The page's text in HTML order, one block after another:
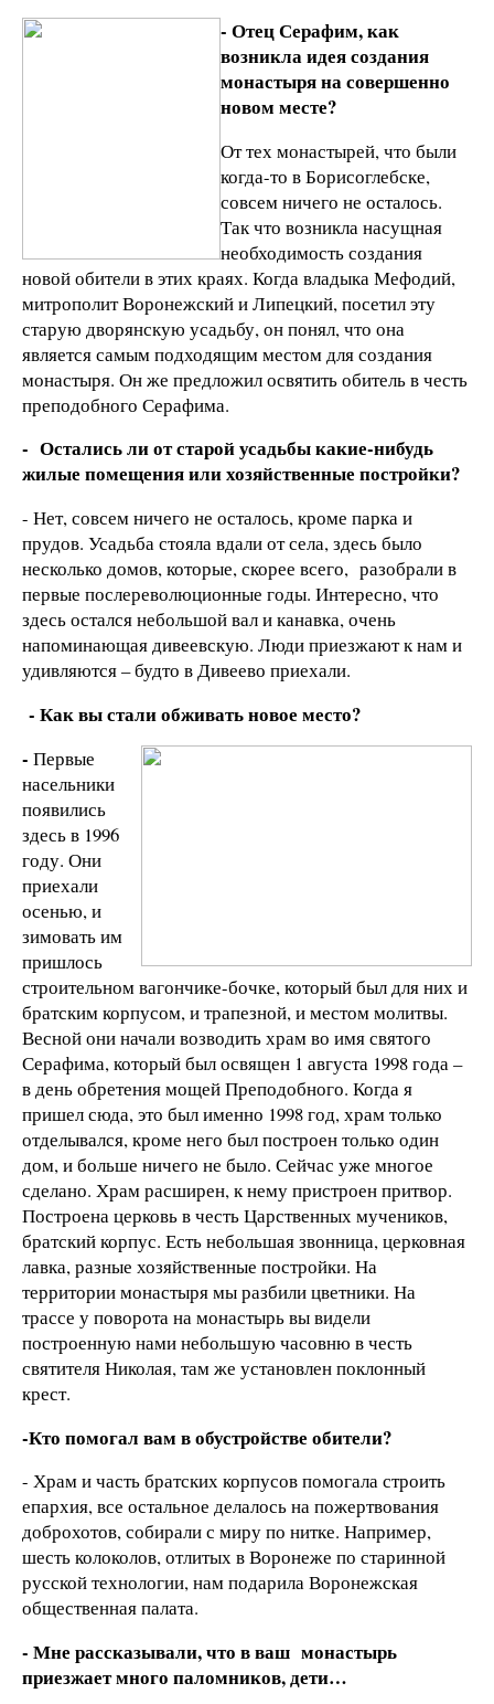
- Отец Серафим, как
возникла идея создания
монастыря на совершенно
новом месте?
От тех монастырей, что были
когда-то в Борисоглебске,
совсем ничего не осталось.
Так что возникла насущная
необходимость создания
новой обители в этих краях. Когда владыка Мефодий,
митрополит Воронежский и Липецкий, посетил эту
старую дворянскую усадьбу, он понял, что она
является самым подходящим местом для создания
монастыря. Он же предложил освятить обитель в честь
преподобного Серафима.
- Остались ли от старой усадьбы какие-нибудь
жилые помещения или хозяйственные постройки?
- Нет, совсем ничего не осталось, кроме парка и
прудов. Усадьба стояла вдали от села, здесь было
несколько домов, которые, скорее всего, разобрали в
первые послереволюционные годы. Интересно, что
здесь остался небольшой вал и канавка, очень
напоминающая дивеевскую. Люди приезжают к нам и
удивляются – будто в Дивеево приехали.
- Как вы стали обживать новое место?
- Первые
насельники
появились
здесь в 1996
году. Они
приехали
осенью, и
зимовать им
пришлось
строительном вагончике-бочке, который был для них и
братским корпусом, и трапезной, и местом молитвы.
Весной они начали возводить храм во имя святого
Серафима, который был освящен 1 августа 1998 года –
в день обретения мощей Преподобного. Когда я
пришел сюда, это был именно 1998 год, храм только
отделывался, кроме него был построен только один
дом, и больше ничего не было. Сейчас уже многое
сделано. Храм расширен, к нему пристроен притвор.
Построена церковь в честь Царственных мучеников,
братский корпус. Есть небольшая звонница, церковная
лавка, разные хозяйственные постройки. На
территории монастыря мы разбили цветники. На
трассе у поворота на монастырь вы видели
построенную нами небольшую часовню в честь
святителя Николая, там же установлен поклонный
крест.
-Кто помогал вам в обустройстве обители?
- Храм и часть братских корпусов помогала строить
епархия, все остальное делалось на пожертвования
доброхотов, собирали с миру по нитке. Например,
шесть колоколов, отлитых в Воронеже по старинной
русской технологии, нам подарила Воронежская
общественная палата.
- Мне рассказывали, что в ваш монастырь
приезжает много паломников, дети…